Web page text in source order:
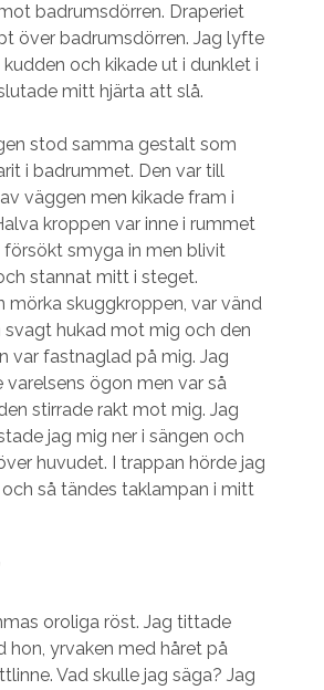
badrumsdörren. Draperiet
över badrumsdörren. Jag lyfte
och kikade ut i dunklet i
mitt hjärta att slå.
stod samma gestalt som
i badrummet. Den var till
väggen men kikade fram i
kroppen var inne i rummet
smyga in men blivit
stannat mitt i steget.
mörka skuggkroppen, var vänd
hukad mot mig och den
var fastnaglad på mig. Jag
varelsens ögon men var så
stirrade rakt mot mig. Jag
jag mig ner i sängen och
huvudet. I trappan hörde jag
så tändes taklampan i mitt
oroliga röst. Jag tittade
hon, yrvaken med håret på
Vad skulle jag säga? Jag